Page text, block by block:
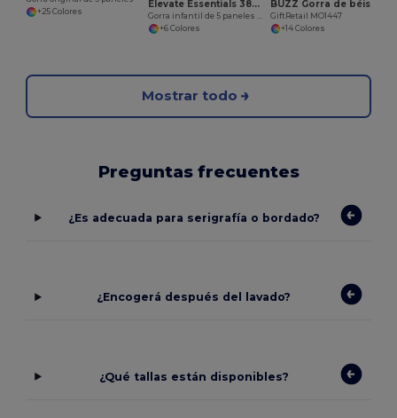
+25 Colores
Elevate Essentials 38667
+6 Colores
BUZZ Gorra de béisbol de 5 paneles
GiftRetail MO1447
+14 Colores
Mostrar todo
Preguntas frecuentes
¿Es adecuada para serigrafía o bordado?
¿Encogerá después del lavado?
¿Qué tallas están disponibles?